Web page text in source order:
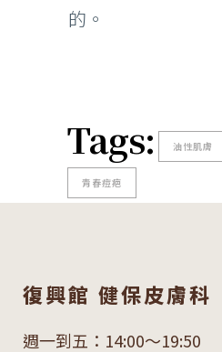
的。
Tags: 油性肌膚
青春痘疤
復興館 健保皮膚科
週一到五：14:00～19:50